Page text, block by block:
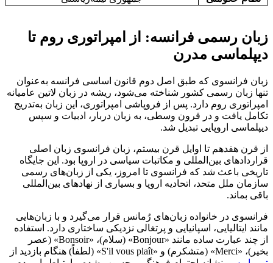
زبان رسمی فرانسه: از امپراتوری روم تا
دیپلماسی مدرن
زبان فرانسوی که طبق اصل دوم قانون اساسی فرانسه به‌عنوان
تنها زبان رسمی کشور شناخته می‌شود، ریشه در زبان لاتین عامیانه
امپراتوری روم دارد. پس از فروپاشی امپراتوری، این زبان به‌تدریج
تکامل یافت و در قرون وسطی، به زبان دربار، ادبیات و سپس
دیپلماسی اروپایی تبدیل شد.
از قرن هفدهم تا اوایل قرن بیستم، زبان فرانسوی زبان اصلی
قراردادهای بین‌المللی و مکاتبات سیاسی در اروپا بود. این جایگاه
تاریخی باعث شد که فرانسوی تا امروز، یکی از زبان‌های رسمی
سازمان ملل متحد، اتحادیه اروپا و بسیاری از نهادهای بین‌المللی
باقی بماند.
فرانسوی در خانواده زبان‌های رُمانس قرار می‌گیرد و با زبان‌هایی
مانند ایتالیایی، اسپانیایی و پرتغالی نزدیکی ساختاری دارد. استفاده
از چند عبارت ساده مانند «Bonjour» (سلام)، «Bonsoir» (عصر
بخیر)، «Merci» (متشکرم) و «S'il vous plaît» (لطفاً) هنگام بازدید از